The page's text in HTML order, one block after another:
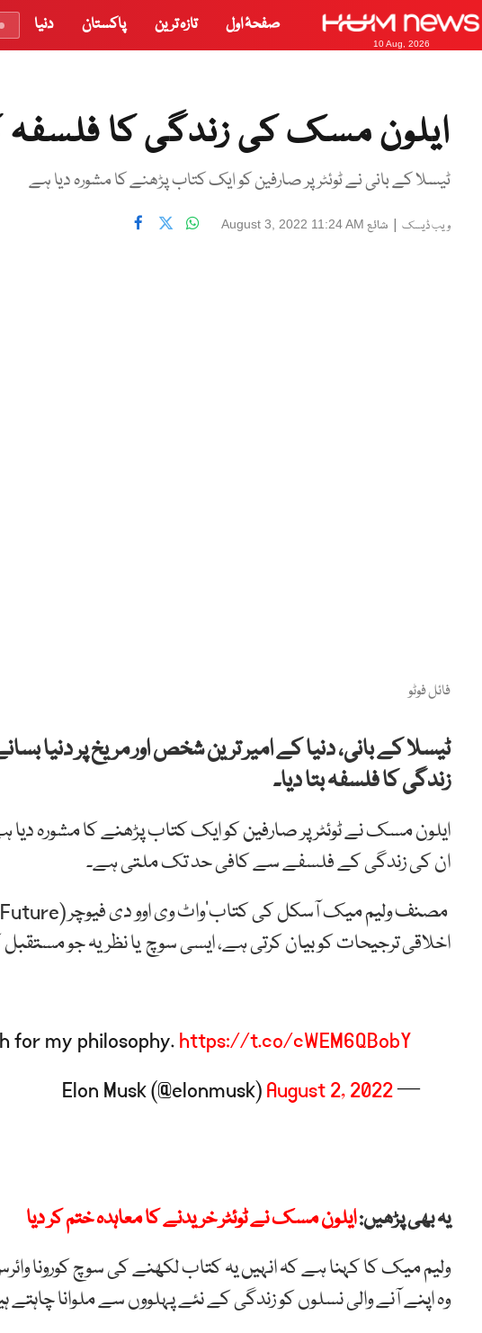
10 Aug, 2026
صفحۂ اول تازہ ترین پاکستان دنیا
ایلون مسک کی زندگی کا فلسفہ
ٹیسلا کے بانی نے ٹوئٹر پر صارفین کو ایک کتاب پڑھنے کا مشورہ دیا ہے
ویب ڈیسک | شائع August 3, 2022 11:24 AM
فائل فوٹو
ٹیسلا کے بانی، دنیا کے امیر ترین شخص اور مریخ پر دنیا
زندگی کا فلسفہ بتا دیا۔
ایلون مسک نے ٹوئٹر پر صارفین کو ایک کتاب پڑھنے کا مشورہ
ان کی زندگی کے فلسفے سے کافی حد تک ملتی ہے۔
اخلاقی ترجیحات کو بیان کرتی ہے، ایسی سوچ یا نظریہ جو مستقبل
for my philosophy.https://t.co/cWEM6QBobY
— Elon Musk (@elonmusk)
August 2, 2022
یہ بھی پڑھیں:ایلون مسک نے ٹوئٹر خریدنے کا معاہدہ ختم کر دیا
ولیم میک کا کہنا ہے کہ انہیں یہ کتاب لکھنے کی سوچ کورونا
وہ اپنے آنے والی نسلوں کو زندگی کے نئے پہلووں سے ملوانا چاہتے